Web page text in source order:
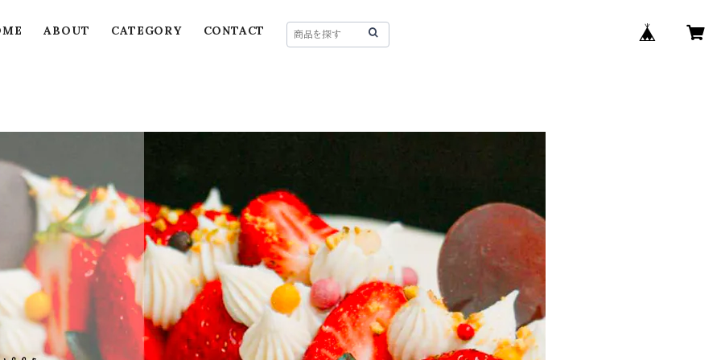
ABOUT CATEGORY CONTACT